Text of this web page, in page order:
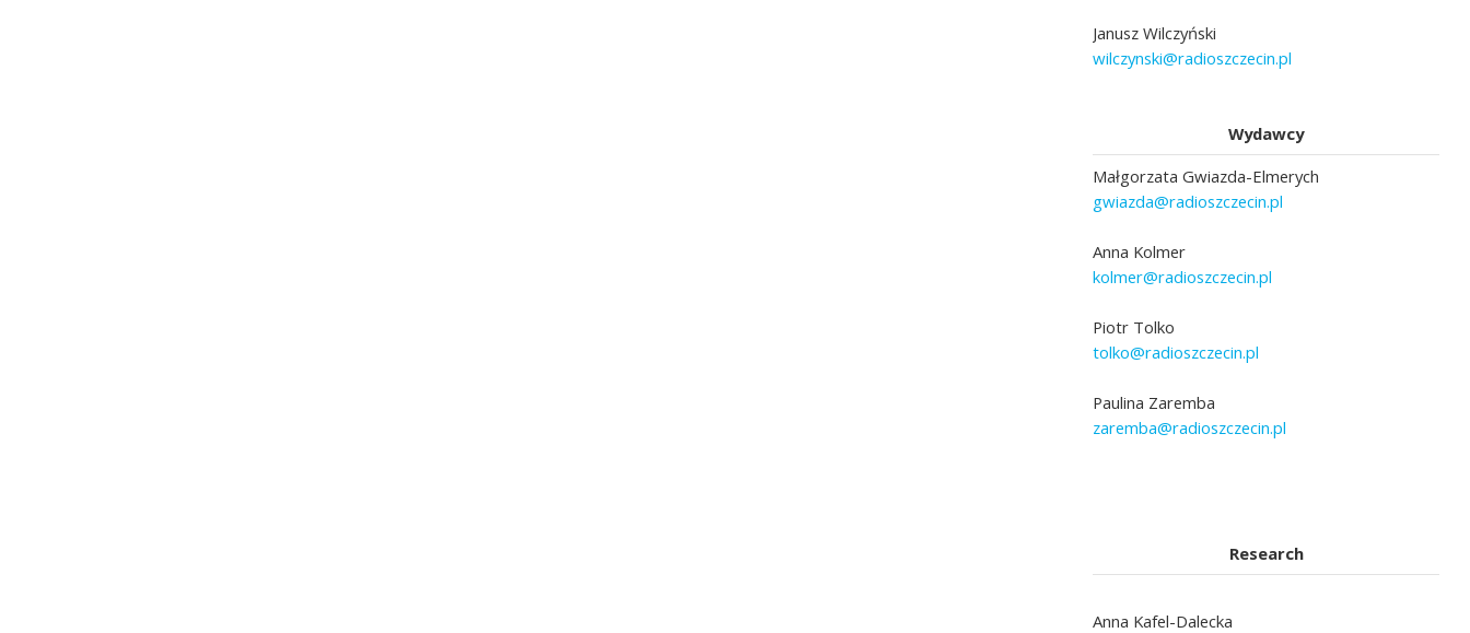
Janusz Wilczyński
wilczynski@radioszczecin.pl
Wydawcy
Małgorzata Gwiazda-Elmerych
gwiazda@radioszczecin.pl
Anna Kolmer
kolmer@radioszczecin.pl
Piotr Tolko
tolko@radioszczecin.pl
Paulina Zaremba
zaremba@radioszczecin.pl
Research
Anna Kafel-Dalecka